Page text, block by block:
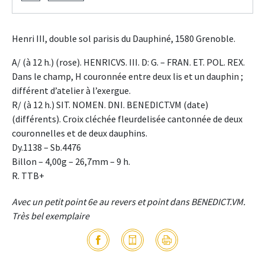
Henri III, double sol parisis du Dauphiné, 1580 Grenoble.
A/ (à 12 h.) (rose). HENRICVS. III. D: G. – FRAN. ET. POL. REX.
Dans le champ, H couronnée entre deux lis et un dauphin ;
différent d’atelier à l’exergue.
R/ (à 12 h.) SIT. NOMEN. DNI. BENEDICT.VM (date)
(différents). Croix cléchée fleurdelisée cantonnée de deux
couronnelles et de deux dauphins.
Dy.1138 – Sb.4476
Billon – 4,00g – 26,7mm – 9 h.
R. TTB+
Avec un petit point 6e au revers et point dans BENEDICT.VM.
Très bel exemplaire